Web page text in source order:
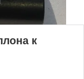
к